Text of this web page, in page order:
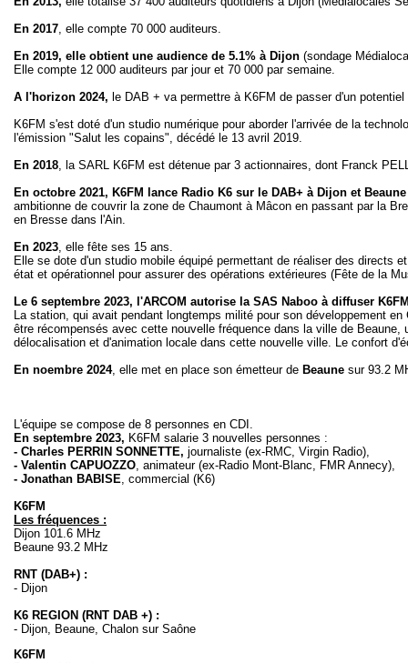
En 2017, elle compte 70 000 auditeurs.
En 2019, elle obtient une audience de 5.1% à Dijon (sondage
Elle compte 12 000 auditeurs par jour et 70 000 par semaine.
A l'horizon 2024, le DAB + va permettre à K6FM de passer d'un
K6FM s'est doté d'un studio numérique pour aborder l'arrivée de la
l'émission "Salut les copains", décédé le 13 avril 2019.
En 2018, la SARL K6FM est détenue par 3 actionnaires, dont Franck
En octobre 2021, K6FM lance Radio K6 sur le DAB+ à Dijon et
ambitionne de couvrir la zone de Chaumont à Mâcon en passant par la
en Bresse dans l'Ain.
En 2023, elle fête ses 15 ans.
Elle se dote d'un studio mobile équipé permettant de réaliser des directs
état et opérationnel pour assurer des opérations extérieures (Fête de la
Le 6 septembre 2023, l'ARCOM autorise la SAS Naboo à diffuser
La station, qui avait pendant longtemps milité pour son développement
être récompensés avec cette nouvelle fréquence dans la ville de
délocalisation et d'animation locale dans cette nouvelle ville. Le confort
En noembre 2024, elle met en place son émetteur de Beaune sur 93.2
L'équipe se compose de 8 personnes en CDI.
En septembre 2023, K6FM salarie 3 nouvelles personnes :
- Charles PERRIN SONNETTE, journaliste (ex-RMC, Virgin Radio),
- Valentin CAPUOZZO, animateur (ex-Radio Mont-Blanc, FMR Annecy),
- Jonathan BABISE, commercial (K6)
K6FM
Les fréquences :
Dijon 101.6 MHz
Beaune 93.2 MHz
RNT (DAB+) :
- Dijon
K6 REGION (RNT DAB +) :
- Dijon, Beaune, Chalon sur Saône
K6FM